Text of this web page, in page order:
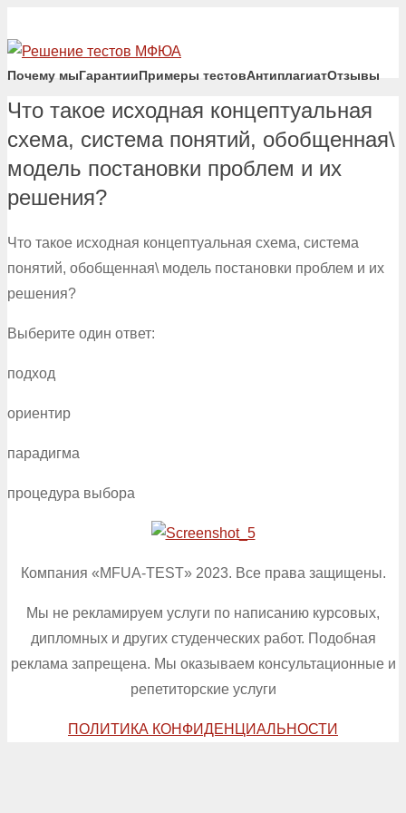
Почему мыГарантииПримеры тестовАнтиплагиатОтзывы
Что такое исходная концептуальная
схема, система понятий, обобщенная\
модель постановки проблем и их
решения?
Что такое исходная концептуальная схема, система
понятий, обобщенная\ модель постановки проблем и их
решения?
Выберите один ответ:
подход
ориентир
парадигма
процедура выбора
Компания «MFUA-TEST» 2023. Все права защищены.
Мы не рекламируем услуги по написанию курсовых,
дипломных и других студенческих работ. Подобная
реклама запрещена. Мы оказываем консультационные и
репетиторские услуги
ПОЛИТИКА КОНФИДЕНЦИАЛЬНОСТИ